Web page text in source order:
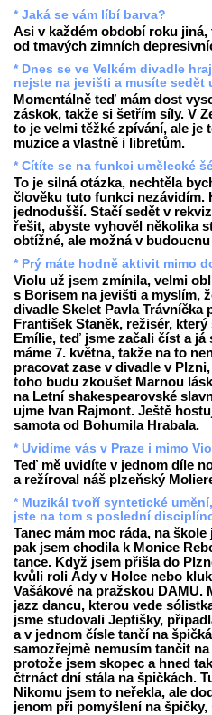
* Jaká se vám líbí barva?
Asi v každém období roku
od tmavých zimních
* Dnes se ve Velkém divadle
nejste na jevišti a musíte sedět
Momentálně teď mám dost
záskok, takže si šetřím síly. V
to je velmi těžké zpívání, ale je
muzice a vlastně i libretům.
* Cítíte se na funkci umělecké
To je silná otázka, nechtěla
člověku tuto funkci nezávidím.
jednodušší. Stačí sedět v
řešit, abyste vyhověl několika
obtížné, ale možná v budoucnu
* Prý máte hodně aktivit mimo
Violu už jsem zmínila, velmi
s Borisem na jevišti a myslím,
divadle Skelet Pavla
František Staněk, režisér,
Emílie, teď jsme začali číst a
máme 7. května, takže na to
pracovat zase v divadle v
toho budu zkoušet Marnou
na Letní shakespearovské
ujme Ivan Rajmont. Ještě
samota od Bohumila Hrabala.
* Uvidíme vás v Praze i mimo
Teď mě uvidíte v jednom díle
a režíroval náš plzeňský
* Muzikál tvoří syntetické
jste na tom s poslední
Tanec mám moc ráda, na
pak jsem chodila k Monice
tance. Když jsem přišla do
kvůli roli Ády v Holce nebo
Vašákové na pražskou DAMU.
jazz dancu, kterou vede
jsme studovali Jeptišky,
a v jednom čísle tančí na
samozřejmě nemusím tančit
protože jsem skopec a hned
čtrnáct dní stála na špičkách.
Nikomu jsem to neřekla, ale
jenom při pomyšlení na špičky,